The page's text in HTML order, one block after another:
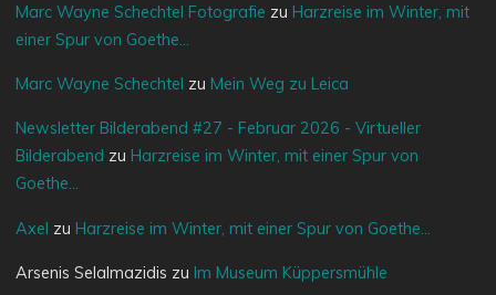
Marc Wayne Schechtel Fotografie zu Harzreise im Winter, mit
einer Spur von Goethe…
Marc Wayne Schechtel zu Mein Weg zu Leica
Newsletter Bilderabend #27 - Februar 2026 - Virtueller
Bilderabend zu Harzreise im Winter, mit einer Spur von
Goethe…
Axel zu Harzreise im Winter, mit einer Spur von Goethe…
Arsenis Selalmazidis zu Im Museum Küppersmühle